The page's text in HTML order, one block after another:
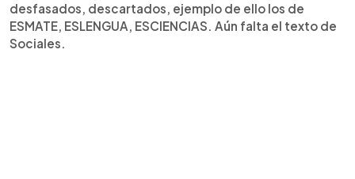
desfasados, descartados, ejemplo de ello los de
ESMATE, ESLENGUA, ESCIENCIAS. Aún falta el texto de
Sociales.